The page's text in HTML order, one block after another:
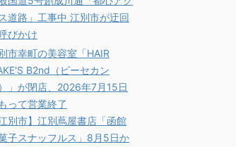
道路」工事中 江別市が迂回
びかけ
市幸町の美容室「HAIR
B2nd（ビーセカン
」が閉店、2026年7月15日
って営業終了
江別市】江別蔦屋書店「函館
子スナッフルス」8月5日か